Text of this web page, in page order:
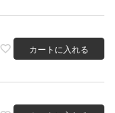
カートに入れる